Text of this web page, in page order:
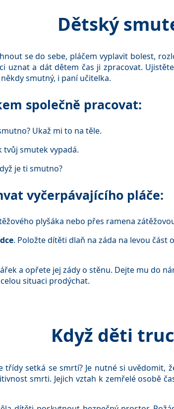
Dětský
se do sebe, pláčem vyplavit bolest,
uznat a dát dětem čas ji zpracovat.
smutný, i paní učitelka.
společně pracovat:
Ukaž mi to na těle.
tvůj smutek vypadá.
je ti smutno?
vyčerpávajícího pláče:
plyšáka nebo přes ramena
. Položte dítěti dlaň na záda na levou
a opřete jej zády o stěnu. Dejte mu do
situaci prodýchat.
Když děti
třídy setká se smrtí? Je nutné si uvědomit,
smrti. Jejich vztah k zemřelé osobě